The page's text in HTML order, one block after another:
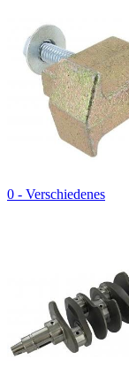
0 - Verschiedenes